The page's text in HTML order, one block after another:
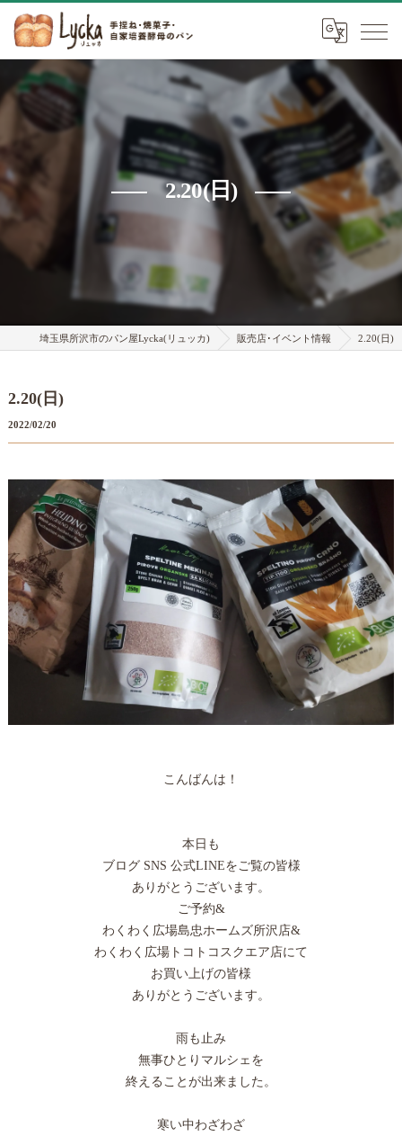
2.20(日)
埼玉県所沢市のパン屋Lycka(リュッカ) 販売店･イベント情報 2.20(日)
2.20(日)
2022/02/20
こんばんは！
本日も
ブログ SNS 公式LINEをご覧の皆様
ありがとうございます。
ご予約&
わくわく広場島忠ホームズ所沢店&
わくわく広場トコトコスクエア店にて
お買い上げの皆様
ありがとうございます。
雨も止み
無事ひとりマルシェを
終えることが出来ました。
寒い中わざわざ